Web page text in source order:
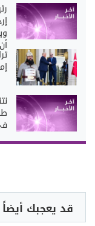
قد يعجبك أيضاً